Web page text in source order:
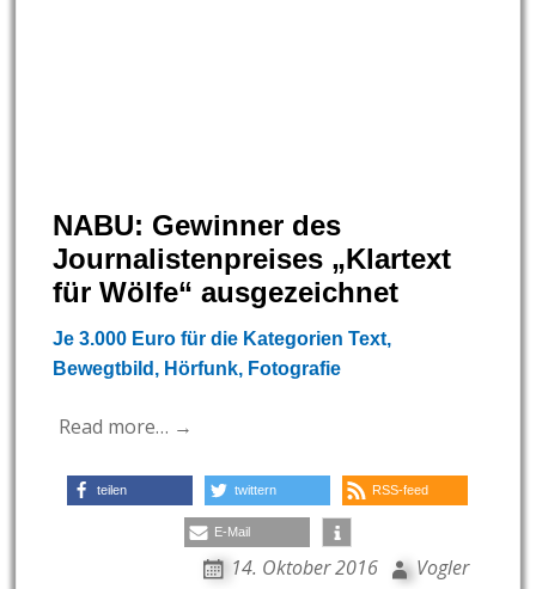
NABU: Gewinner des
Journalistenpreises „Klartext
für Wölfe“ ausgezeichnet
Je 3.000 Euro für die Kategorien Text,
Bewegtbild, Hörfunk, Fotografie
Read more… →
teilen twittern RSS-feed
E-Mail
14. Oktober 2016 Vogler